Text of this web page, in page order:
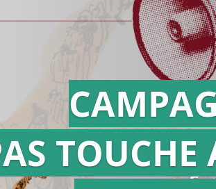
Action
TOUCHE